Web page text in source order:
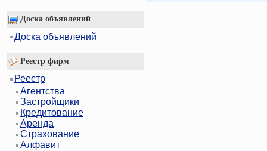
Доска объявлений
Доска объявлений
Реестр фирм
Реестр
Агентства
Застройщики
Кредитование
Аренда
Страхование
Алфавит